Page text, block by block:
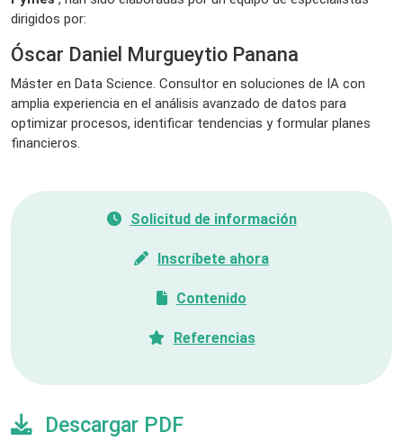
dirigidos por:
Óscar Daniel Murgueytio Panana
Máster en Data Science. Consultor en soluciones de IA con
amplia experiencia en el análisis avanzado de datos para
optimizar procesos, identificar tendencias y formular planes
financieros.
Solicitud de información
Inscríbete ahora
Contenido
Referencias
Descargar PDF